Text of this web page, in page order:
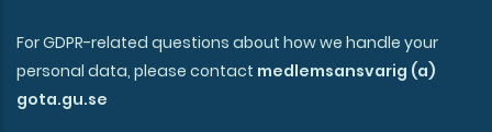
For GDPR-related questions about how we handle your
personal data, please contact medlemsansvarig (a)
gota.gu.se